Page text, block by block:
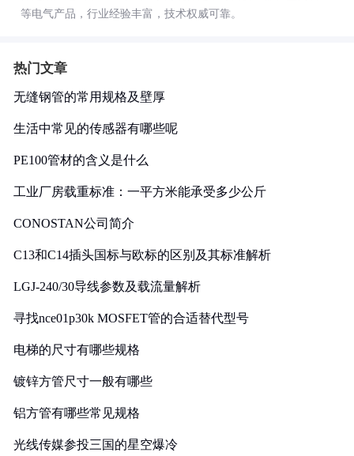
等电气产品，行业经验丰富，技术权威可靠。
热门文章
无缝钢管的常用规格及壁厚
生活中常见的传感器有哪些呢
PE100管材的含义是什么
工业厂房载重标准：一平方米能承受多少公斤
CONOSTAN公司简介
C13和C14插头国标与欧标的区别及其标准解析
LGJ-240/30导线参数及载流量解析
寻找nce01p30k MOSFET管的合适替代型号
电梯的尺寸有哪些规格
镀锌方管尺寸一般有哪些
铝方管有哪些常见规格
光线传媒参投三国的星空爆冷